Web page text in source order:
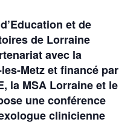
et de
de Lorraine
avec la
Metz etfinancé par
la MSA Lorraine et le
une conférence
clinicienne